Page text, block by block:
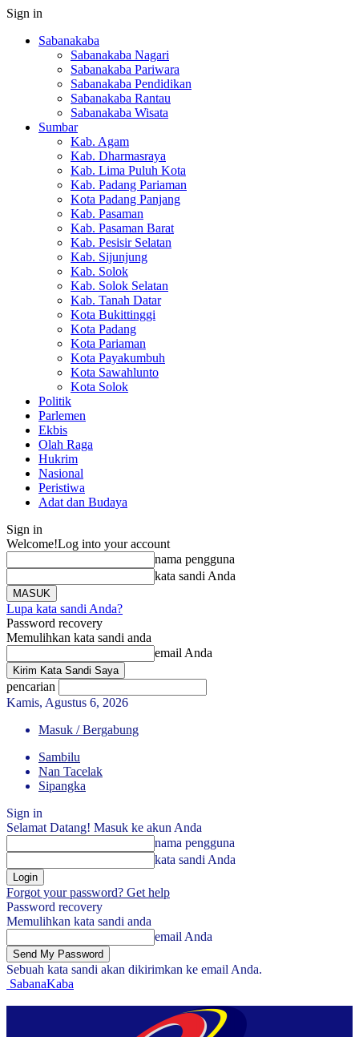
Sign in
Sabanakaba
Sabanakaba Nagari
Sabanakaba Pariwara
Sabanakaba Pendidikan
Sabanakaba Rantau
Sabanakaba Wisata
Sumbar
Kab. Agam
Kab. Dharmasraya
Kab. Lima Puluh Kota
Kab. Padang Pariaman
Kota Padang Panjang
Kab. Pasaman
Kab. Pasaman Barat
Kab. Pesisir Selatan
Kab. Sijunjung
Kab. Solok
Kab. Solok Selatan
Kab. Tanah Datar
Kota Bukittinggi
Kota Padang
Kota Pariaman
Kota Payakumbuh
Kota Sawahlunto
Kota Solok
Politik
Parlemen
Ekbis
Olah Raga
Hukrim
Nasional
Peristiwa
Adat dan Budaya
Sign in
Welcome!Log into your account
nama pengguna
kata sandi Anda
Lupa kata sandi Anda?
Password recovery
Memulihkan kata sandi anda
email Anda
pencarian
Kamis, Agustus 6, 2026
Masuk / Bergabung
Sambilu
Nan Tacelak
Sipangka
Sign in
Selamat Datang! Masuk ke akun Anda
nama pengguna
kata sandi Anda
Forgot your password? Get help
Password recovery
Memulihkan kata sandi anda
email Anda
Sebuah kata sandi akan dikirimkan ke email Anda.
SabanaKaba